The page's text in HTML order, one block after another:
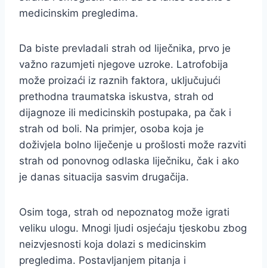
medicinskim pregledima.
Da biste prevladali strah od liječnika, prvo je
važno razumjeti njegove uzroke. Latrofobija
može proizaći iz raznih faktora, uključujući
prethodna traumatska iskustva, strah od
dijagnoze ili medicinskih postupaka, pa čak i
strah od boli. Na primjer, osoba koja je
doživjela bolno liječenje u prošlosti može razviti
strah od ponovnog odlaska liječniku, čak i ako
je danas situacija sasvim drugačija.
Osim toga, strah od nepoznatog može igrati
veliku ulogu. Mnogi ljudi osjećaju tjeskobu zbog
neizvjesnosti koja dolazi s medicinskim
pregledima. Postavljanjem pitanja i